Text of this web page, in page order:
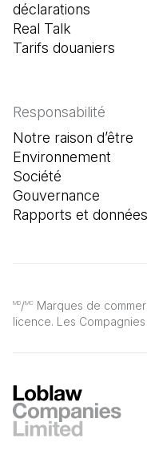
MD/MC Marques de
licence. Les
déclarations
Real Talk
Tarifs douaniers
Responsabilité
Notre raison d’être
Environnement
Société
Gouvernance
Rapports et données